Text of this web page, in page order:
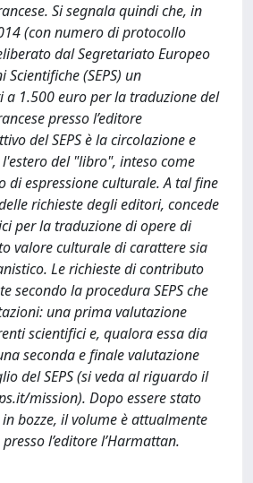
Si segnala quindi che, in
(con numero di protocollo
dal Segretariato Europeo
(SEPS) un
1.500 euro per la traduzione del
presso l’editore
del SEPS è la circolazione e
del "libro", inteso come
di espressione culturale. A tal fine
richieste degli editori, concede
per la traduzione di opere di
valore culturale di carattere sia
Le richieste di contributo
secondo la procedura SEPS che
una prima valutazione
scientifici e, qualora essa dia
seconda e finale valutazione
del SEPS (si veda al riguardo il
mission). Dopo essere stato
bozze, il volume è attualmente
l’editore l’Harmattan.